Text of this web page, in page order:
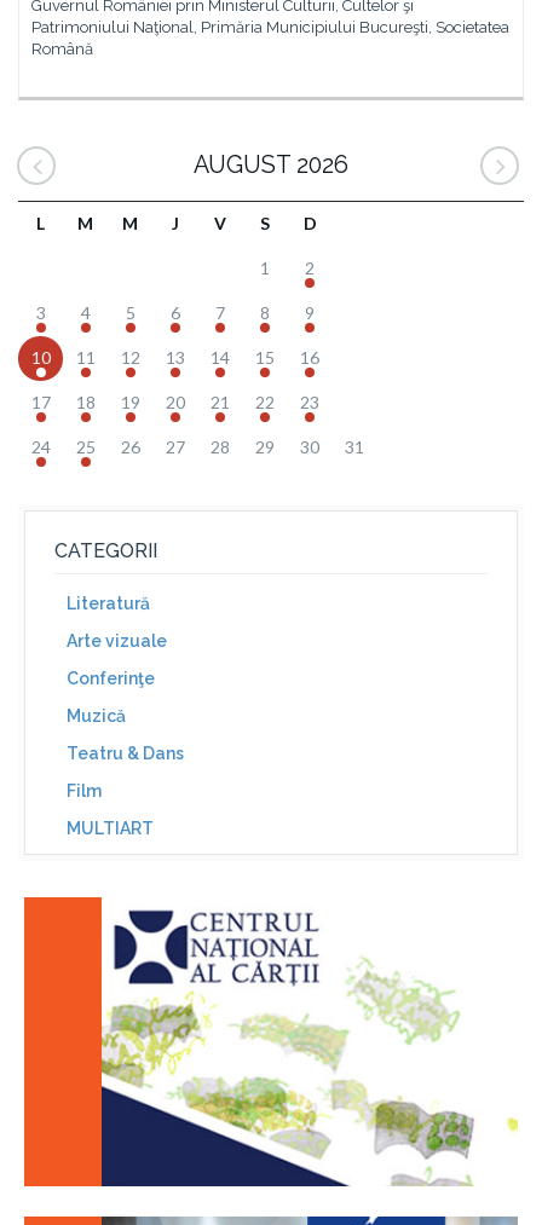
Guvernul României prin Ministerul Culturii, Cultelor şi
Patrimoniului Naţional, Primăria Municipiului Bucureşti, Societatea
Română
AUGUST 2026
L M M J V S D
1 2
3 4 5 6 7 8 9
10 11 12 13 14 15 16
17 18 19 20 21 22 23
24 25 26 27 28 29 30 31
CATEGORII
Literatură
Arte vizuale
Conferinţe
Muzică
Teatru & Dans
Film
MULTIART